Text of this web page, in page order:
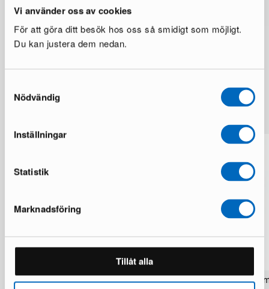
Vi använder oss av cookies
För att göra ditt besök hos oss så smidigt som möjligt.
Du kan justera dem nedan.
Nödvändig
Inställningar
Statistik
Marknadsföring
Tillåt alla
Lisää samalta brändiltä
Rezas Modern Handmade Mix matto
Pakistan handknotted